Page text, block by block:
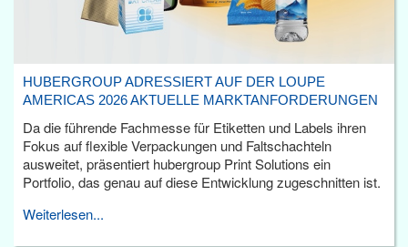
HUBERGROUP ADRESSIERT AUF DER LOUPE
AMERICAS 2026 AKTUELLE MARKTANFORDERUNGEN
Da die führende Fachmesse für Etiketten und Labels ihren
Fokus auf flexible Verpackungen und Faltschachteln
ausweitet, präsentiert hubergroup Print Solutions ein
Portfolio, das genau auf diese Entwicklung zugeschnitten ist.
Weiterlesen...